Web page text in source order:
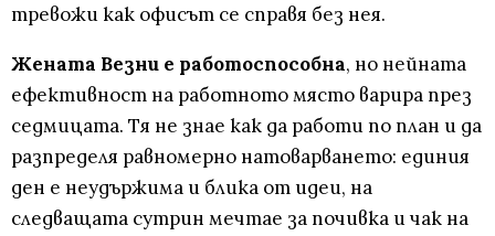
тревожи как офисът се справя без нея.
Жената Везни е работоспособна, но нейната
ефективност на работното място варира през
седмицата. Тя не знае как да работи по план и да
разпределя равномерно натоварването: единия
ден е неудържима и блика от идеи, на
следващата сутрин мечтае за почивка и чак на